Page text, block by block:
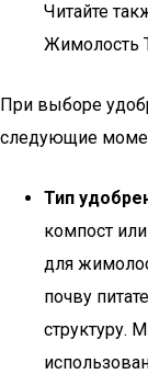
Читайте
Жимолость
При выборе
следующие
Тип
компост
для
почву
структуру.